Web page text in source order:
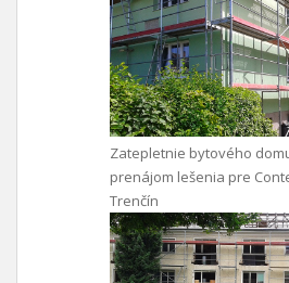
Zatepletnie bytového
prenájom lešenia pre
Trenčín